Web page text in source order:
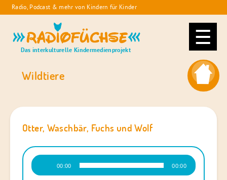
Skip
to
Radio, Podcast & mehr von Kindern für Kinder
Radiofüchse
Das interkulturelle Kindermedienprojekt
Wildtiere
Otter, Waschbär, Fuchs und Wolf
Audio-
Player
00:00 00:00